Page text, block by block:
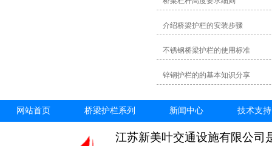
介绍桥梁护栏的安装步骤
不锈钢桥梁护栏的使用标准
锌钢护栏的的基本知识分享
网站首页 桥梁护栏系列 新闻中心 技术支持
江苏新美叶交通设施有限公司